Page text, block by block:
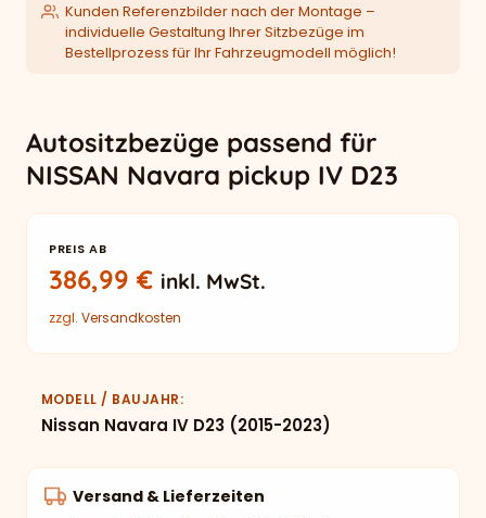
Kunden Referenzbilder nach der Montage –
individuelle Gestaltung Ihrer Sitzbezüge im
Bestellprozess für Ihr Fahrzeugmodell möglich!
Autositzbezüge passend für
NISSAN Navara pickup IV D23
PREIS AB
386,99€ inkl. MwSt.
zzgl. Versandkosten
MODELL / BAUJAHR
Nissan Navara IV D23 (2015-2023)
Versand & Lieferzeiten